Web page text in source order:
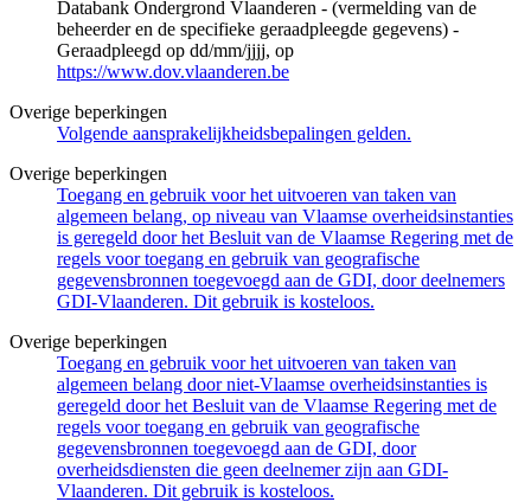
Databank Ondergrond Vlaanderen - (vermelding van de
beheerder en de specifieke geraadpleegde gegevens) -
Geraadpleegd op dd/mm/jjjj, op
https://www.dov.vlaanderen.be
Overige beperkingen
Volgende aansprakelijkheidsbepalingen gelden.
Overige beperkingen
Toegang en gebruik voor het uitvoeren van taken van
algemeen belang, op niveau van Vlaamse overheidsinstanties
is geregeld door het Besluit van de Vlaamse Regering met de
regels voor toegang en gebruik van geografische
gegevensbronnen toegevoegd aan de GDI, door deelnemers
GDI-Vlaanderen. Dit gebruik is kosteloos.
Overige beperkingen
Toegang en gebruik voor het uitvoeren van taken van
algemeen belang door niet-Vlaamse overheidsinstanties is
geregeld door het Besluit van de Vlaamse Regering met de
regels voor toegang en gebruik van geografische
gegevensbronnen toegevoegd aan de GDI, door
overheidsdiensten die geen deelnemer zijn aan GDI-
Vlaanderen. Dit gebruik is kosteloos.